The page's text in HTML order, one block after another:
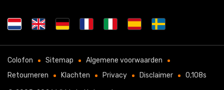
Colofon Sitemap
Algemene voorwaarden
Retourneren
Klachten Privacy Disclaimer 0,108s